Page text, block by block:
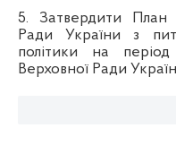
5. Затвердити План
Ради України з
політики на
Верховної Ради